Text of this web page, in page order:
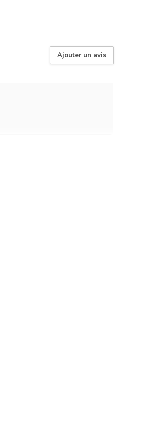
Ajouter un avis